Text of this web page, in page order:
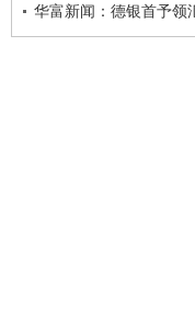
华富新闻：德银首予领